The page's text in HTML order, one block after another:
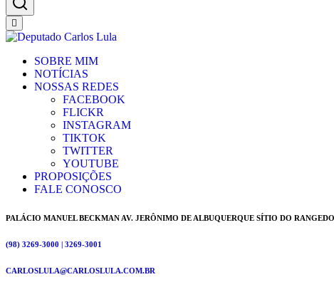
SOBRE MIM
NOTÍCIAS
NOSSAS REDES
FACEBOOK
FLICKR
INSTAGRAM
TIKTOK
TWITTER
YOUTUBE
PROPOSIÇÕES
FALE CONOSCO
PALÁCIO MANUEL BECKMAN AV. JERÔNIMO DE ALBUQUERQUE SÍTIO DO
(98) 3269-3000 | 3269-3001
CARLOSLULA@CARLOSLULA.COM.BR